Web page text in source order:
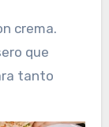
crema.
que
tanto